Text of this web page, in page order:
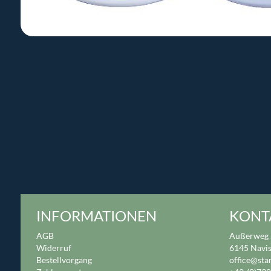
INFORMATIONEN
AGB
Widerruf
Bestellvorgang
Außerweg
6145 Navis